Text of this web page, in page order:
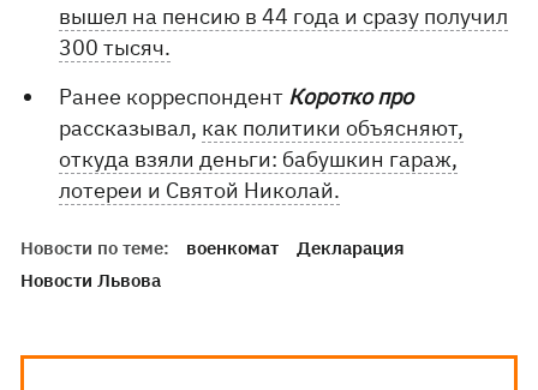
вышел на пенсию в 44 года и сразу получил
300 тысяч.
Ранее корреспондент Коротко про
рассказывал, как политики объясняют,
откуда взяли деньги: бабушкин гараж,
лотереи и Святой Николай.
Новости по теме: военкомат
Декларация
Новости Львова